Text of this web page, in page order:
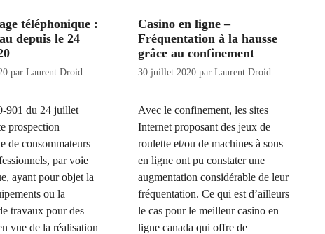
téléphonique :
depuis le 24
par Laurent Droid
901 du 24 juillet
prospection
de consommateurs
par voie
ayant pour objet la
ou la
travaux pour des
vue de la réalisation
Casino en ligne –
Fréquentation à la hausse
grâce au confinement
30 juillet 2020 par Laurent Droid
Avec le confinement, les sites
Internet proposant des jeux de
roulette et/ou de machines à sous
en ligne ont pu constater une
augmentation considérable de leur
fréquentation. Ce qui est d’ailleurs
le cas pour le meilleur casino en
ligne canada qui offre de